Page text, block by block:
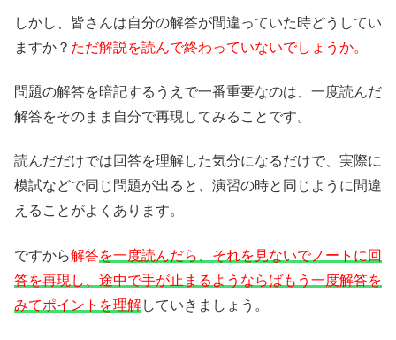
しかし、皆さんは自分の解答が間違っていた時どうしてい
ますか？ ただ解説を読んで終わっていないでしょうか。
問題の解答を暗記するうえで一番重要なのは、一度読んだ
解答をそのまま自分で再現してみることです。
読んだだけでは回答を理解した気分になるだけで、実際に
模試などで同じ問題が出ると、演習の時と同じように間違
えることがよくあります。
ですから解答を一度読んだら、それを見ないでノートに回
答を再現し、途中で手が止まるようならばもう一度解答を
みてポイントを理解していきましょう。